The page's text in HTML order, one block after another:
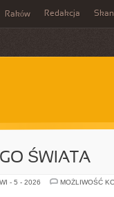
Raków Redakcja
ŚWIATA
- 5 - 2026
MOŻLIWOŚĆ